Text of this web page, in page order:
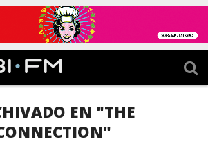
EN "THE